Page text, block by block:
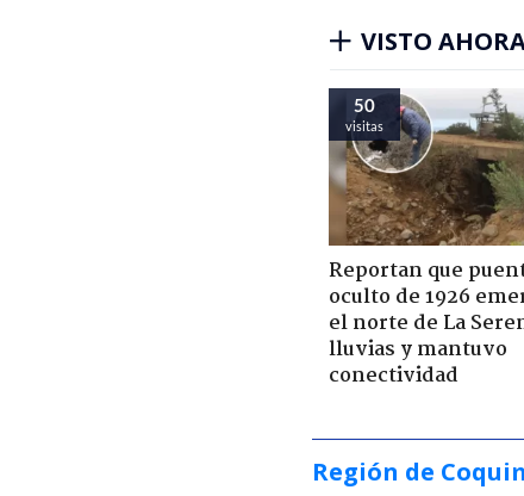
VISTO
50
visitas
Reportan que
oculto de 1926
el norte de La
lluvias y mantuvo
conectividad
Región de